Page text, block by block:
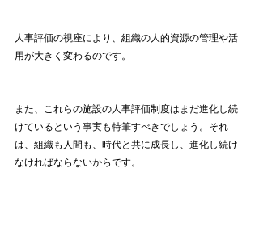
人事評価の視座により、組織の人的資源の管理や活
用が大きく変わるのです。
また、これらの施設の人事評価制度はまだ進化し続
けているという事実も特筆すべきでしょう。それ
は、組織も人間も、時代と共に成長し、進化し続け
なければならないからです。